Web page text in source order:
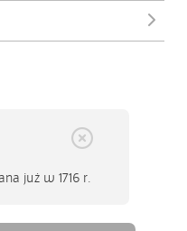
już w 1716 r.